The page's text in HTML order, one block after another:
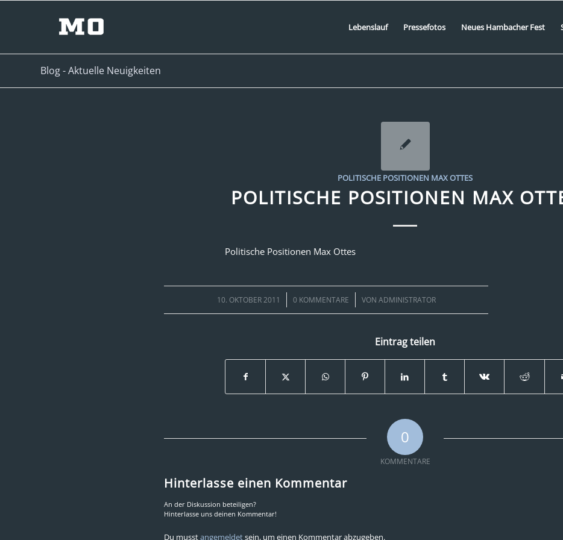
Lebenslauf Pressefotos Neues Hambacher Fest
Blog - Aktuelle Neuigkeiten
POLITISCHE POSITIONEN MAX OTTES
POLITISCHE POSITIONEN MAX
Politische Positionen Max Ottes
10. OKTOBER 2011
/ 0 KOMMENTARE
/ VON ADMINISTRATOR
Eintrag teilen
0
KOMMENTARE
Hinterlasse einen Kommentar
An der Diskussion beteiligen?
Hinterlasse uns deinen Kommentar!
Du musstangemeldetsein, um einen Kommentar abzugeben.